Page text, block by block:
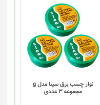
نوار چسب برق سینا مدل g
مجموعه 3 عددی